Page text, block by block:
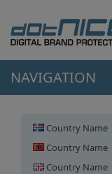
NAVIGATION
Country Name
Country Name
Country Name